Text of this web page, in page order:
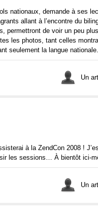
nationaux, demande à ses
allant à l’encontre du
permettront de voir un peu
les photos, tant celles
seulement la langue
Un
à la ZendCon 2008 !
les sessions… À bientôt ici-
Un